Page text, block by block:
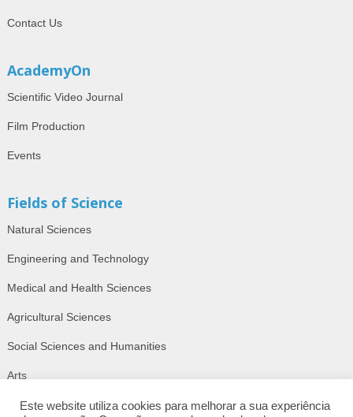
Contact Us
AcademyOn
Scientific Video Journal
Film Production
Events
Fields of Science
Natural Sciences
Engineering and Technology
Medical and Health Sciences
Agricultural Sciences
Social Sciences and Humanities
Arts
Este website utiliza cookies para melhorar a sua experiência